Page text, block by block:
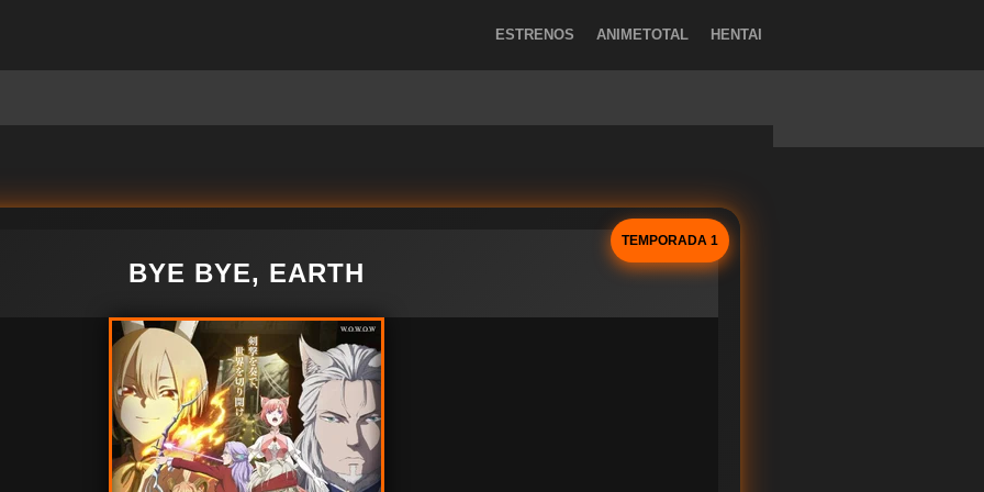
ESTRENOS ANIMETOTAL HENTAI
TEMPORADA 1
BYE BYE, EARTH